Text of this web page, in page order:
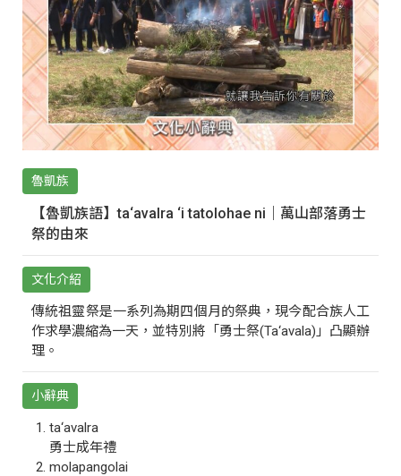
魯凱族
【魯凱族語】ta‘avalra ‘i tatolohae ni｜萬山部落勇士
祭的由來
文化介紹
傳統祖靈祭是一系列為期四個月的祭典，現今配合族人工
作求學濃縮為一天，並特別將「勇士祭(Ta‘avala)」凸顯辦
理。
小辭典
ta‘avalra
勇士成年禮
molapangolai